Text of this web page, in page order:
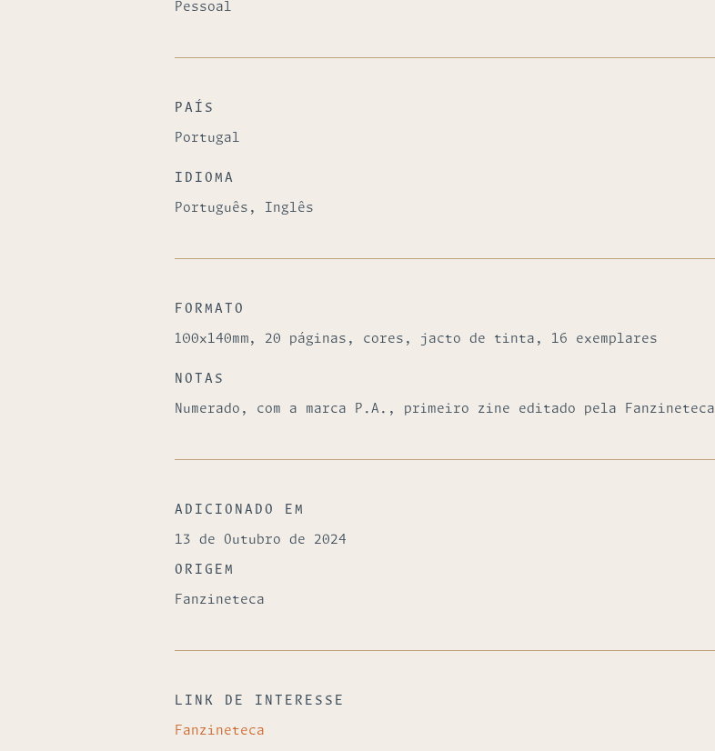
Pessoal
PAÍS
Portugal
IDIOMA
Português, Inglês
FORMATO
100x140mm, 20 páginas, cores, jacto de tinta, 16 exemplares
NOTAS
Numerado, com a marca P.A., primeiro zine editado pela Fanzineteca
ADICIONADO EM
13 de Outubro de 2024
ORIGEM
Fanzineteca
LINK DE INTERESSE
Fanzineteca